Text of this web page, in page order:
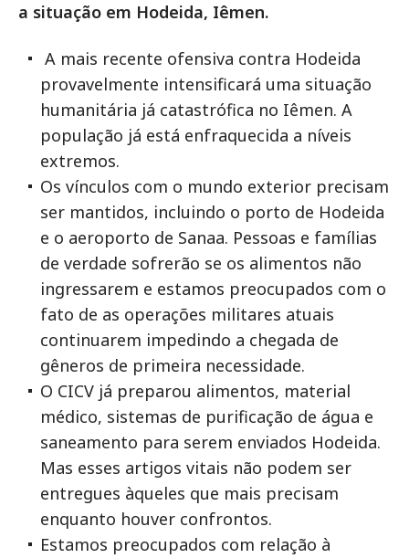
a situação em Hodeida, Iêmen.
A mais recente ofensiva contra Hodeida
provavelmente intensificará uma situação
humanitária já catastrófica no Iêmen. A
população já está enfraquecida a níveis
extremos.
Os vínculos com o mundo exterior precisam
ser mantidos, incluindo o porto de Hodeida
e o aeroporto de Sanaa. Pessoas e famílias
de verdade sofrerão se os alimentos não
ingressarem e estamos preocupados com o
fato de as operações militares atuais
continuarem impedindo a chegada de
gêneros de primeira necessidade.
O CICV já preparou alimentos, material
médico, sistemas de purificação de água e
saneamento para serem enviados Hodeida.
Mas esses artigos vitais não podem ser
entregues àqueles que mais precisam
enquanto houver confrontos.
Estamos preocupados com relação à